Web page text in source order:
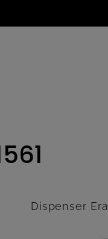
Dispenser Era